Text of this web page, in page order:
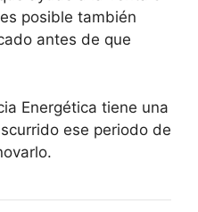
posible también
antes de que
Energética tiene una
ese periodo de